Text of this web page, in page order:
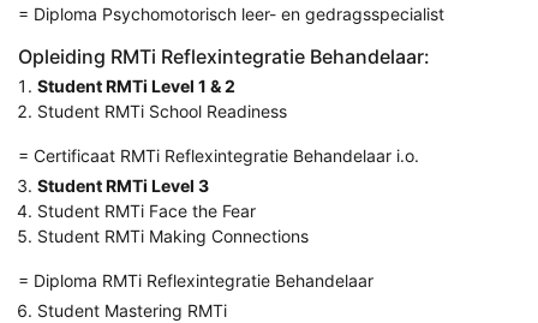
= Diploma Psychomotorisch leer- en gedragsspecialist
Opleiding RMTi Reflexintegratie Behandelaar:
Student RMTi Level 1 & 2
Student RMTi School Readiness
= Certificaat RMTi Reflexintegratie Behandelaar i.o.
Student RMTi Level 3
Student RMTi Face the Fear
Student RMTi Making Connections
= Diploma RMTi Reflexintegratie Behandelaar
Student Mastering RMTi